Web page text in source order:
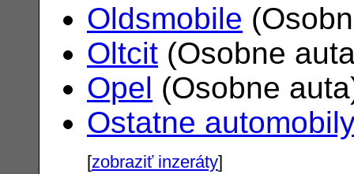
Oldsmobile
Oltcit (Osobne
Opel (Osobne
Ostatne
[zobraziť inzeráty]